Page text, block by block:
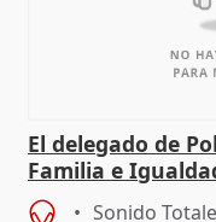
El delegado de
Familia e
sobre los talleres
Sonido